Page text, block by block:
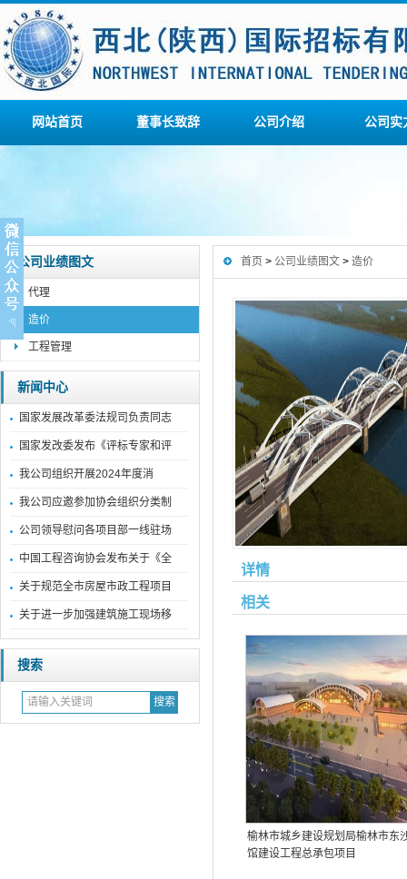
网站首页 董事长致辞 公司介绍 公司实
公司业绩图文
代理
造价
工程管理
新闻中心
国家发展改革委法规司负责同志
国家发改委发布《评标专家和评
我公司组织开展2024年度消
我公司应邀参加协会组织分类制
公司领导慰问各项目部一线驻场
中国工程咨询协会发布关于《全
关于规范全市房屋市政工程项目
关于进一步加强建筑施工现场移
搜索
首页 > 公司业绩图文 > 造价
详情
相关
榆林市城乡建设规划局榆林市东
馆建设工程总承包项目